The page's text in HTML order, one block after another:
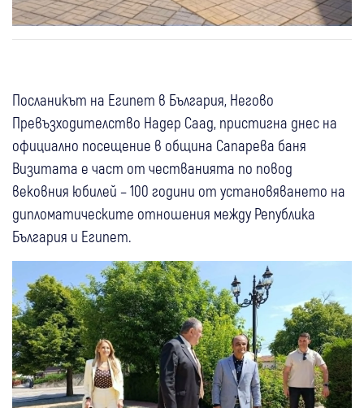
Посланикът на Египет в България, Негово
Превъзходителство Надер Саад, пристигна днес на
официално посещение в община Сапарева баня
Визитата е част от честванията по повод
вековния юбилей – 100 години от установяването на
дипломатическите отношения между Република
България и Египет.